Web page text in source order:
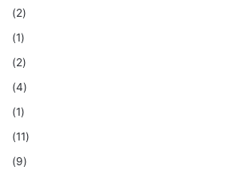
(2)
(1)
(2)
(4)
(1)
(11)
(9)